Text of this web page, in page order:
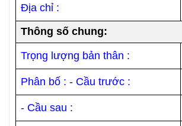
Địa chỉ :
Thông số chung:
Trọng lượng bản thân :
Phân bố : - Cầu trước :
- Cầu sau :